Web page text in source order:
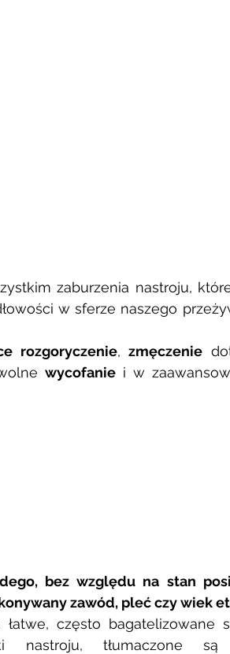
zaburzenia nastroju,
w sferze naszego
rozgoryczenie, zmęczenie
wycofanie i w
bez względu na stan
zawód, pleć czy wiek
często bagatelizowane
nastroju, tłumaczone są